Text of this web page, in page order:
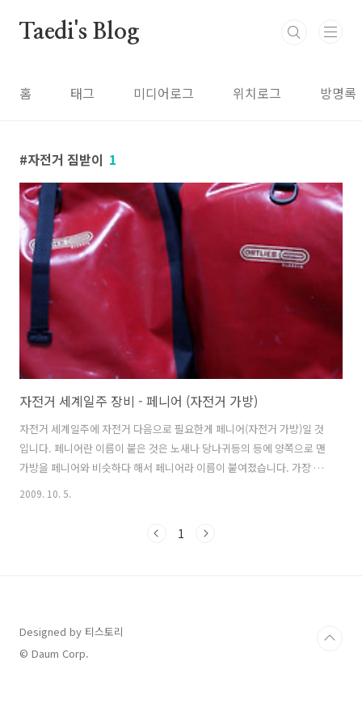
Taedi's Blog
홈 태그 미디어로그 위치로그 방명록
자전거 짐받이 1
자전거 세계일주 장비 - 페니어 (자전거 가방)
자전거 세계일주에 자전거 다음으로 필요한게 페니어(자전거 가방)일 것
입니다. 페니어란 이름이 붙은 것은 노새나 당나귀등의 등에 양쪽으로 맨
가방을 페니어와 비슷하다 해서 페니어라 이름이 붙여졌습니다. 가장 인
기 있는 페니어는 독일 오트리브사에서 만든 페니어입니다. 저도 오트리
해외에서 만든 제품이라 국내에서 구입할 경우 최근에 금융위기로 촉발
2009. 10. 5.
1
Designed by 티스토리
© Daum Corp.